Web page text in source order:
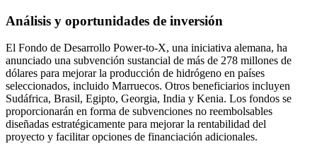
Análisis y oportunidades de inversión
El Fondo de Desarrollo Power-to-X, una iniciativa alemana, ha
anunciado una subvención sustancial de más de 278 millones de
dólares para mejorar la producción de hidrógeno en países
seleccionados, incluido Marruecos. Otros beneficiarios incluyen
Sudáfrica, Brasil, Egipto, Georgia, India y Kenia. Los fondos se
proporcionarán en forma de subvenciones no reembolsables
diseñadas estratégicamente para mejorar la rentabilidad del
proyecto y facilitar opciones de financiación adicionales.